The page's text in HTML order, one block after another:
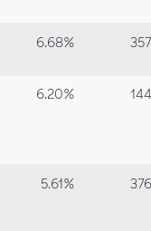
6.68% 357
6.20% 144
5.61% 376